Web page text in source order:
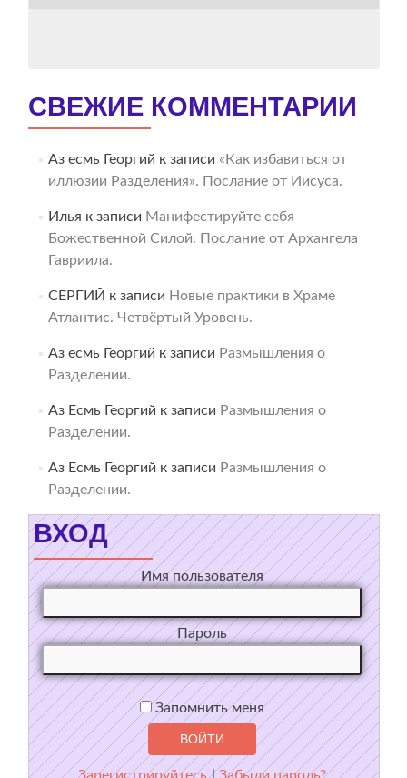
СВЕЖИЕ КОММЕНТАРИИ
Аз есмь Георгий к записи «Как избавиться от
иллюзии Разделения». Послание от Иисуса.
Илья к записи Манифестируйте себя
Божественной Силой. Послание от Архангела
Гавриила.
СЕРГИЙ к записи Новые практики в Храме
Атлантис. Четвёртый Уровень.
Аз есмь Георгий к записи Размышления о
Разделении.
Аз Есмь Георгий к записи Размышления о
Разделении.
Аз Есмь Георгий к записи Размышления о
Разделении.
ВХОД
Имя пользователя
Пароль
Запомнить меня